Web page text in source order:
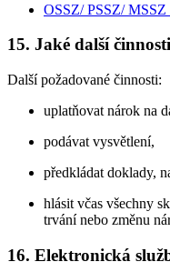
OSSZ/ PSSZ/
15. Jaké další
Další požadované činnosti:
uplatňovat nárok na
podávat vysvětlení,
předkládat doklady,
hlásit včas všechny
trvání nebo změnu
16. Elektronická